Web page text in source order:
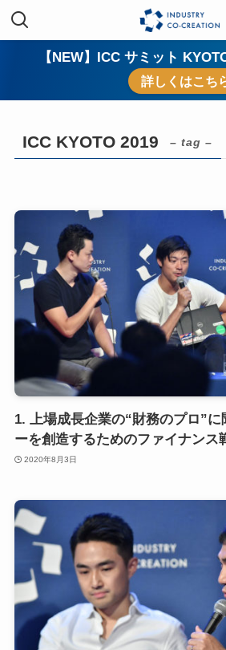
【NEW】ICC サミット
詳しくはこち
ICC KYOTO 2019 – tag –
1. 上場成長企業の“財務のプロ”
ーを創造するためのファイナンス
2020年8月3日